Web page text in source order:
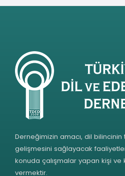
Derneğimizin amacı, dil
gelişmesini sağlayacak
konuda çalışmalar yapan kişi ve
vermektir.